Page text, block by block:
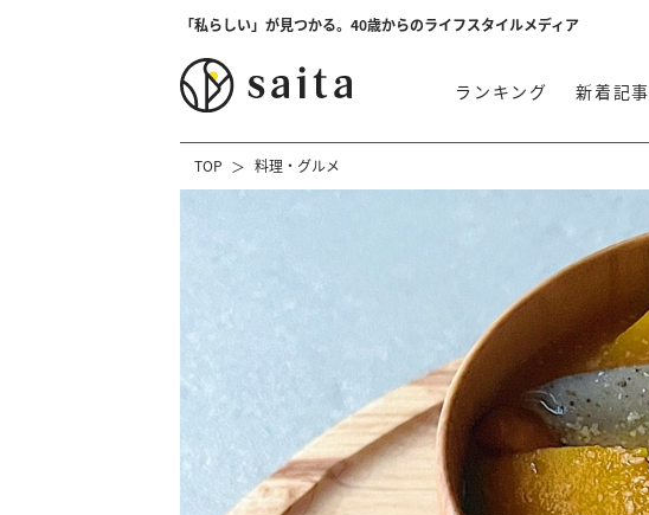
「私らしい」が見つかる。40歳からのライフスタイルメディア
ランキング 新着記事
TOP 料理・グルメ